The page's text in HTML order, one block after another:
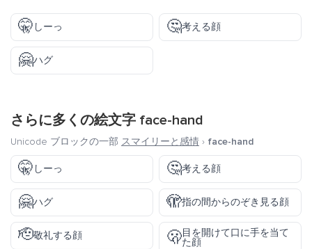
🤫 しーっ 🤔考える顔
🤗ハグ
さらに多くの絵文字 face-hand
Unicode ブロックの一部 スマイリーと感情 › face-hand
🤫 しーっ 🤔考える顔
🤗ハグ 🫣指の間からのぞき見る顔
🫡敬礼する顔 🫢目を開けて口に手を当て
た顔